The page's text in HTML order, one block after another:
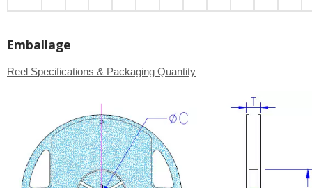
Emballage
Reel Specifications & Packaging Quantity